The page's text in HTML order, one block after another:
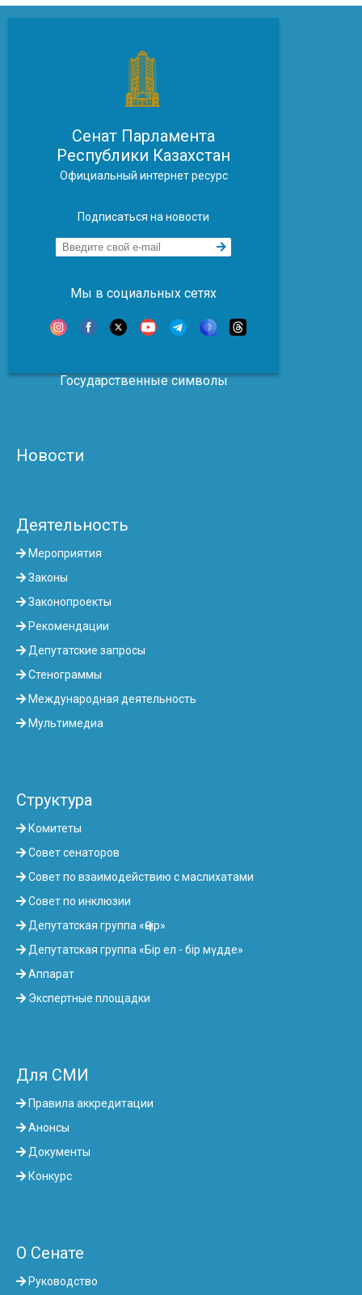
Сенат Парламента
Республики Казахстан
Официальный интернет ресурс
Подписаться на новости
Мы в социальных сетях
Государственные символы
Новости
Деятельность
Мероприятия
Законы
Законопроекты
Рекомендации
Депутатские запросы
Стенограммы
Международная деятельность
Мультимедиа
Структура
Комитеты
Совет сенаторов
Совет по взаимодействию с маслихатами
Совет по инклюзии
Депутатская группа «Өңір»
Депутатская группа «Бір ел - бір мүдде»
Аппарат
Экспертные площадки
Для СМИ
Правила аккредитации
Анонсы
Документы
Конкурс
О Сенате
Руководство